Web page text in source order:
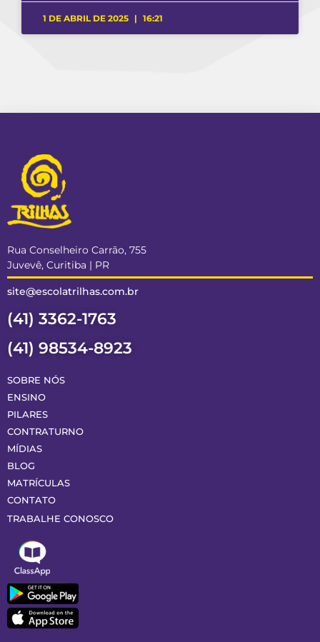
1 DE ABRIL DE 2025 16:21
Rua Conselheiro Carrão, 755
Juvevê, Curitiba | PR
site@escolatrilhas.com.br
(41) 3362-1763
(41) 98534-8923
SOBRE NÓS
ENSINO
PILARES
CONTRATURNO
MÍDIAS
BLOG
MATRÍCULAS
CONTATO
TRABALHE CONOSCO